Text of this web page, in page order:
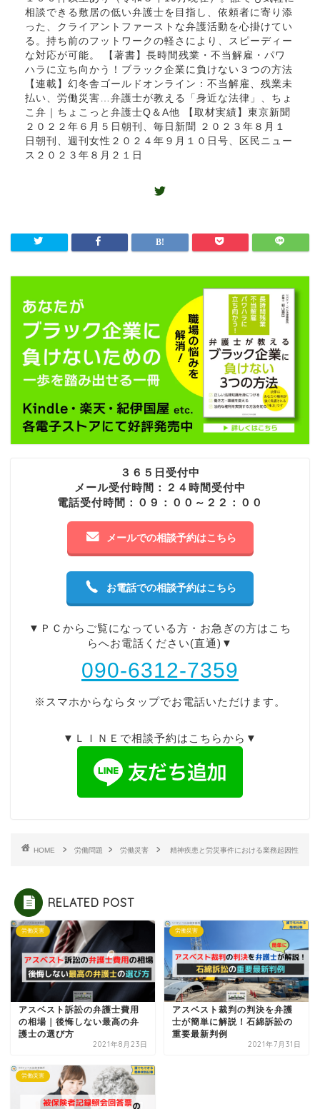
相談できる敷居の低い弁護士を目指し、依頼者に寄り添
った、クライアントファーストな弁護活動を心掛けてい
る。持ち前のフットワークの軽さにより、スピーディー
な対応が可能。 【著書】長時間残業・不当解雇・パワ
ハラに立ち向かう！ブラック企業に負けない３つの方法
【連載】幻冬舎ゴールドオンライン：不当解雇、残業未
払い、労働災害…弁護士が教える「身近な法律」、ちょ
こ弁｜ちょこっと弁護士Q＆A他 【取材実績】東京新聞
２０２２年６月５日朝刊、毎日新聞 ２０２３年８月１
日朝刊、週刊女性２０２４年９月１０日号、区民ニュー
ス２０２３年８月２１日
３６５日受付中
メール受付時間：２４時間受付中
電話受付時間：０９：００～２２：００
メールでの相談予約はこちら
お電話での相談予約はこちら
▼ＰＣからご覧になっている方・お急ぎの方はこち
らへお電話ください(直通)▼
090-6312-7359
※スマホからならタップでお電話いただけます。
▼ＬＩＮＥで相談予約はこちらから▼
HOME 労働問題 労働災害 精神疾患と労災事件における業務起因性
RELATED POST
労働災害
アスベスト訴訟の弁護士費用
の相場｜後悔しない最高の弁
護士の選び方
2021年8月23日
労働災害
アスベスト裁判の判決を弁護
士が簡単に解説！石綿訴訟の
重要最新判例
2021年7月31日
労働災害